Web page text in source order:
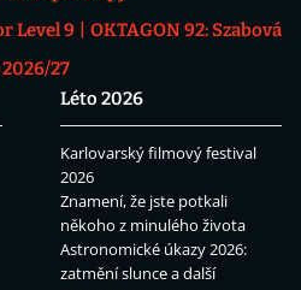
Level 9
OKTAGON 92: Szabová
27
Léto 2026
Karlovarský filmový festival
2026
Znamení, že jste potkali
někoho z minulého života
Astronomické úkazy 2026:
zatmění slunce a další